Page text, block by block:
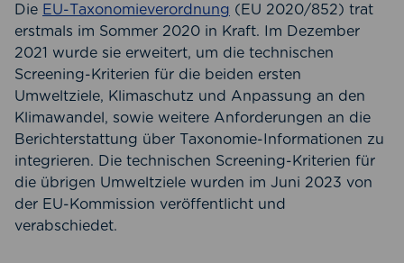
Die EU-Taxonomieverordnung (EU 2020/852) trat
erstmals im Sommer 2020 in Kraft. Im Dezember
2021 wurde sie erweitert, um die technischen
Screening-Kriterien für die beiden ersten
Umweltziele, Klimaschutz und Anpassung an den
Klimawandel, sowie weitere Anforderungen an die
Berichterstattung über Taxonomie-Informationen zu
integrieren. Die technischen Screening-Kriterien für
die übrigen Umweltziele wurden im Juni 2023 von
der EU-Kommission veröffentlicht und
verabschiedet.